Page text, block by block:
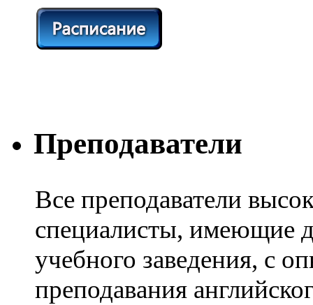
Преподаватели
Все преподаватели
специалисты, имеющие
учебного заведения, с
преподавания